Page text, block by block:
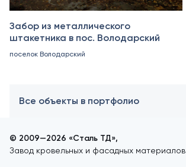
Забор из металлического
штакетника в пос. Володарский
поселок Володарский
Все объекты в портфолио
© 2009—2026 «Сталь ТД»,
Завод кровельных и фасадных материалов